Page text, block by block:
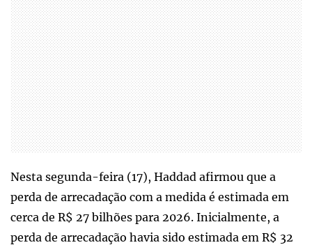
Nesta segunda-feira (17), Haddad afirmou que a
perda de arrecadação com a medida é estimada em
cerca de R$ 27 bilhões para 2026. Inicialmente, a
perda de arrecadação havia sido estimada em R$ 32